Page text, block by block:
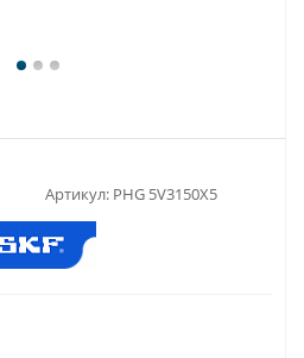
Артикул: PHG 5V3150X5